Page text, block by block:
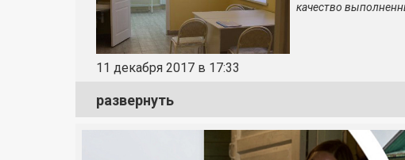
11 декабря 2017 в 17:33
качество
развернуть